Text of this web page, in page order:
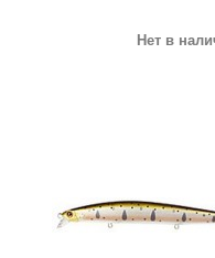
Нет в